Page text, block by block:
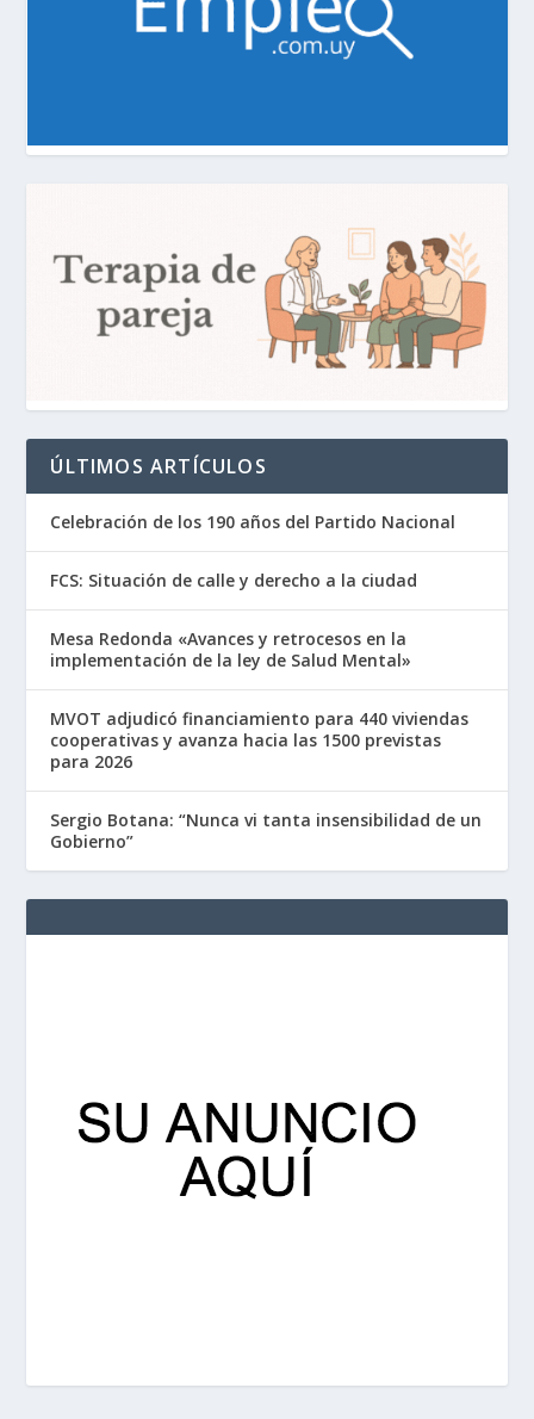
ÚLTIMOS ARTÍCULOS
Celebración de los 190 años del Partido Nacional
FCS: Situación de calle y derecho a la ciudad
Mesa Redonda «Avances y retrocesos en la
implementación de la ley de Salud Mental»
MVOT adjudicó financiamiento para 440 viviendas
cooperativas y avanza hacia las 1500 previstas
para 2026
Sergio Botana: “Nunca vi tanta insensibilidad de un
Gobierno”